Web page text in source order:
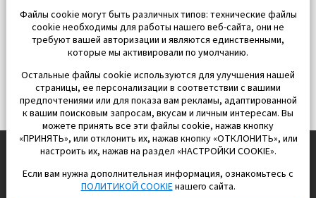
EUROPISOL 2002 S.L.
Файлы cookie могут быть различных типов: технические файлы
cookie необходимы для работы нашего веб-сайта, они не
требуют вашей авторизации и являются единственными,
которые мы активировали по умолчанию.
Остальные файлы cookie используются для улучшения нашей
страницы, ее персонализации в соответствии с вашими
предпочтениями или для показа вам рекламы, адаптированной
к вашим поисковым запросам, вкусам и личным интересам. Вы
можете принять все эти файлы cookie, нажав кнопку
«ПРИНЯТЬ», или отклонить их, нажав кнопку «ОТКЛОНИТЬ», или
настроить их, нажав на раздел «НАСТРОЙКИ COOKIE».
Если вам нужна дополнительная информация, ознакомьтесь с
ПОЛИТИКОЙ COOKIEнашего сайта.